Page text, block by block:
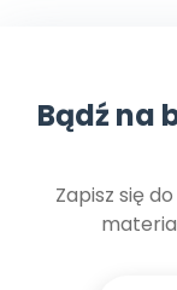
Bądź na
Zapisz się